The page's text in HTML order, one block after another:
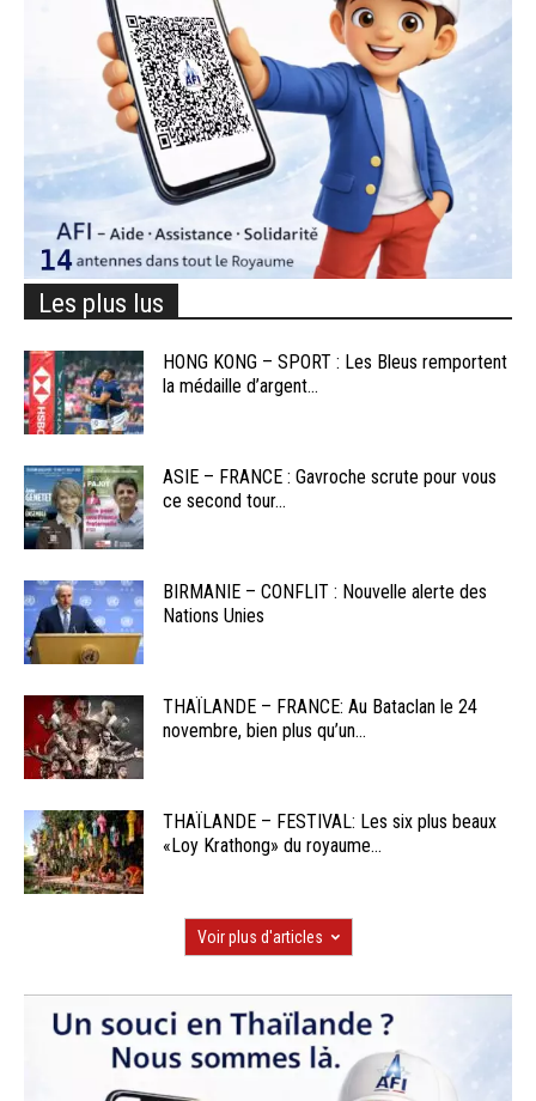
Les plus lus
HONG KONG – SPORT : Les Bleus remportent
la médaille d’argent...
ASIE – FRANCE : Gavroche scrute pour vous
ce second tour...
BIRMANIE – CONFLIT : Nouvelle alerte des
Nations Unies
THAÏLANDE – FRANCE: Au Bataclan le 24
novembre, bien plus qu’un...
THAÏLANDE – FESTIVAL: Les six plus beaux
«Loy Krathong» du royaume...
Voir plus d'articles